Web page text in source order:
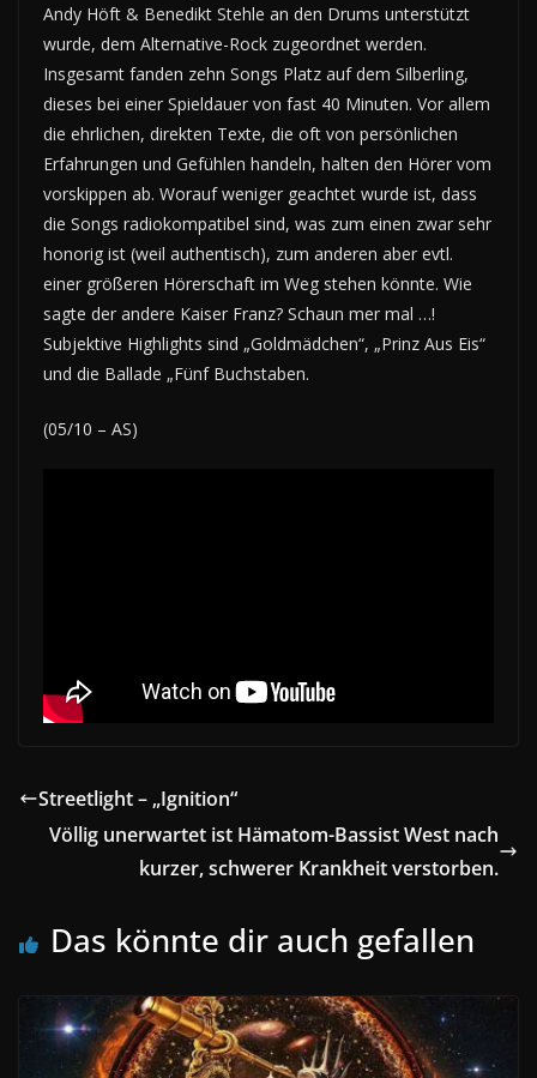
Andy Höft & Benedikt Stehle an den Drums unterstützt
wurde, dem Alternative-Rock zugeordnet werden.
Insgesamt fanden zehn Songs Platz auf dem Silberling,
dieses bei einer Spieldauer von fast 40 Minuten. Vor allem
die ehrlichen, direkten Texte, die oft von persönlichen
Erfahrungen und Gefühlen handeln, halten den Hörer vom
vorskippen ab. Worauf weniger geachtet wurde ist, dass
die Songs radiokompatibel sind, was zum einen zwar sehr
honorig ist (weil authentisch), zum anderen aber evtl.
einer größeren Hörerschaft im Weg stehen könnte. Wie
sagte der andere Kaiser Franz? Schaun mer mal …!
Subjektive Highlights sind „Goldmädchen“, „Prinz Aus Eis“
und die Ballade „Fünf Buchstaben.
(05/10 – AS)
Streetlight – „Ignition“
Völlig unerwartet ist Hämatom-Bassist West nach
kurzer, schwerer Krankheit verstorben.
Das könnte dir auch gefallen